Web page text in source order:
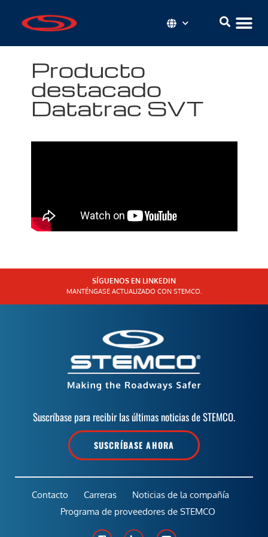
Producto
destacado
Datatrac SVT
SÍGUENOS EN LINKEDIN
MANTÉNGASE ACTUALIZADO CON STEMCO.
Suscríbase para recibir las últimas noticias de STEMCO.
SUSCRÍBASE AHORA
Contacto Carreras
Noticias de la compañía
Programa de proveedores de STEMCO